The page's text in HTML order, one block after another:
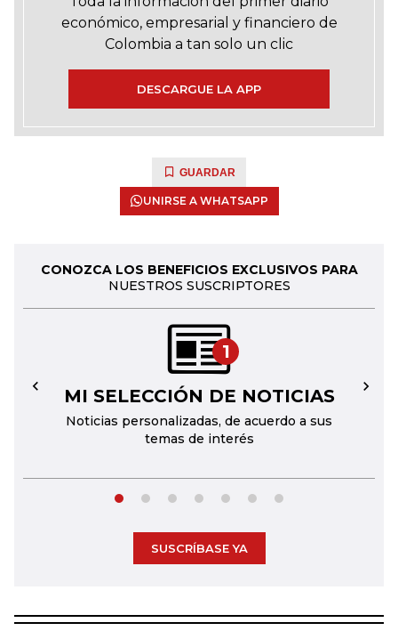
económico, empresarial y financiero de
Colombia a tan solo un clic
DESCARGUE LA APP
GUARDAR
UNIRSE A WHATSAPP
CONOZCA LOS BENEFICIOS EXCLUSIVOS PARA
NUESTROS SUSCRIPTORES
1
MI SELECCIÓN DE NOTICIAS
Noticias personalizadas, de acuerdo a sus
temas de interés
← →
SUSCRÍBASE YA